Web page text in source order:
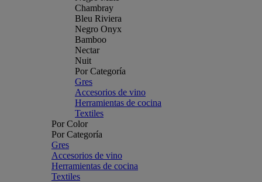
Chambray
Bleu Riviera
Negro Onyx
Bamboo
Nectar
Nuit
Por Categoría
Gres
Accesorios de vino
Herramientas de cocina
Textiles
Por Color
Por Categoría
Gres
Accesorios de vino
Herramientas de cocina
Textiles